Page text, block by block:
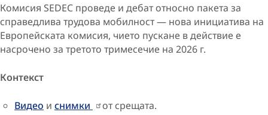
Комисия SEDEC проведе и дебат относно пакета за
справедлива трудова мобилност — нова инициатива на
Европейската комисия, чието пускане в действие е
насрочено за третото тримесечие на 2026 г.
Контекст
Видео и снимки
от срещата.